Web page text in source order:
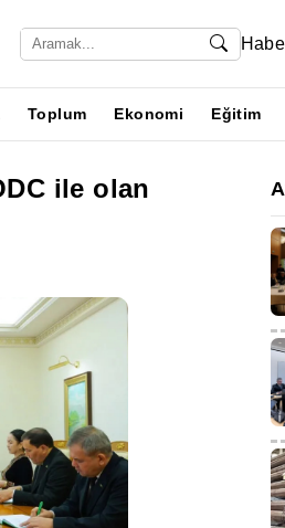
Toplum Ekonomi Eğitim
ile olan